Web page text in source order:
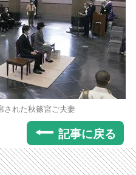
された秋篠宮ご夫妻
記事に戻る